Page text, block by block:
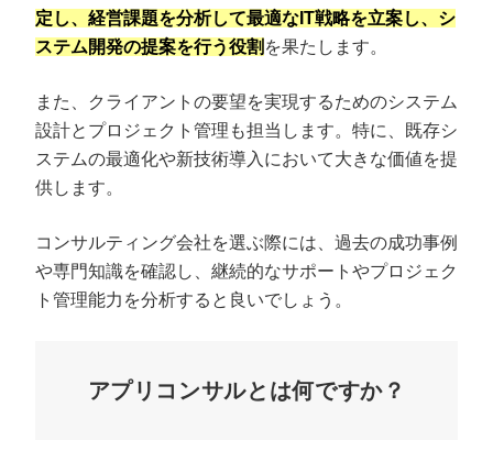
定し、経営課題を分析して最適なIT戦略を立案し、シ
ステム開発の提案を行う役割 を果たします。
また、クライアントの要望を実現するためのシステム
設計とプロジェクト管理も担当します。特に、既存シ
ステムの最適化や新技術導入において大きな価値を提
供します。
コンサルティング会社を選ぶ際には、過去の成功事例
や専門知識を確認し、継続的なサポートやプロジェク
ト管理能力を分析すると良いでしょう。
アプリコンサルとは何ですか？